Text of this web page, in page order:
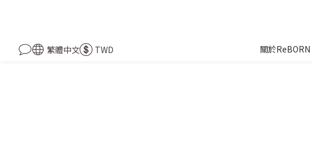
繁體中文 TWD 關於ReBORN